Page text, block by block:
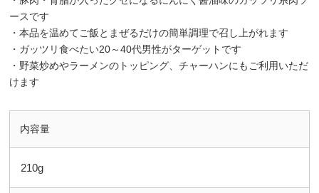
ースです
・本品を温めてご飯とまぜるだけの簡単調理で召し上がれます
・ガッツリ食べたい20～40代男性がターゲットです
・野菜炒めやラーメンのトッピング、チャーハンにもご利用いただ
けます
内容量
210g